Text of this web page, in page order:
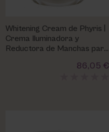
Whitening Cream de Phyris |
Crema Iluminadora y
Reductora de Manchas para
86,05 €